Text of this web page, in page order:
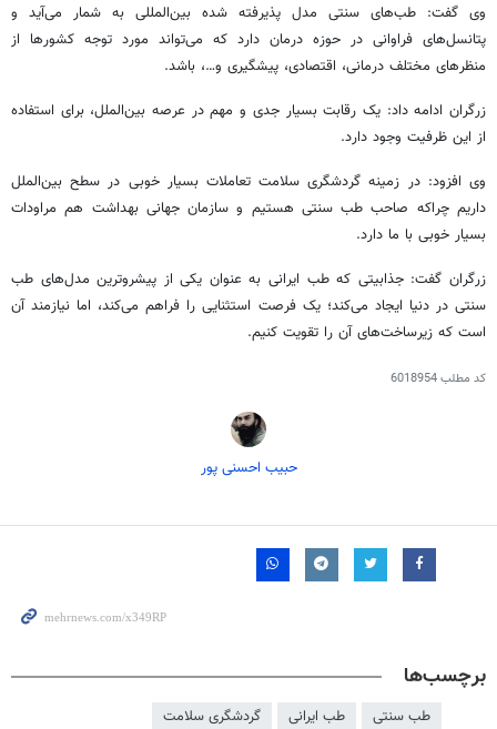
وی گفت: طب‌های سنتی مدل پذیرفته شده بین‌المللی به شمار می‌آید و
پتانسل‌های فراوانی در حوزه درمان دارد که می‌تواند مورد توجه کشورها از
منظرهای مختلف درمانی، اقتصادی، پیشگیری و…، باشد.
زرگران ادامه داد: یک رقابت بسیار جدی و مهم در عرصه بین‌الملل، برای استفاده
از این ظرفیت وجود دارد.
وی افزود: در زمینه گردشگری سلامت تعاملات بسیار خوبی در سطح بین‌الملل
داریم چراکه صاحب طب سنتی هستیم و سازمان جهانی بهداشت هم مراودات
بسیار خوبی با ما دارد.
زرگران گفت: جذابیتی که طب ایرانی به عنوان یکی از پیشروترین مدل‌های طب
سنتی در دنیا ایجاد می‌کند؛ یک فرصت استثنایی را فراهم می‌کند، اما نیازمند آن
است که زیرساخت‌های آن را تقویت کنیم.
کد مطلب6018954
حبیب احسنی پور
برچسب‌ها
طب سنتی طب ایرانی گردشگری سلامت